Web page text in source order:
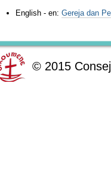
English - en: Gereja dan
© 2015